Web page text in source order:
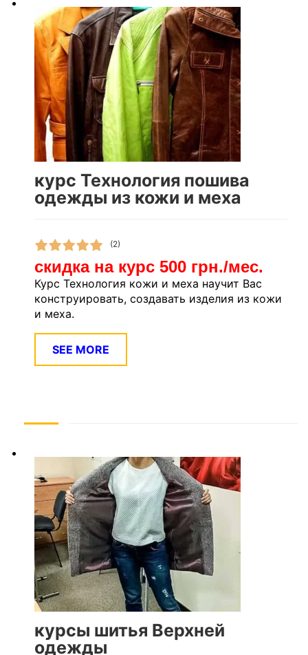
курс Технология пошива
одежды из кожи и меха
(2)
скидка на курс 500 грн./мес.
Курс Технология кожи и меха научит Вас
конструировать, создавать изделия из кожи
и меха.
SEE MORE
курсы шитья Верхней
одежды